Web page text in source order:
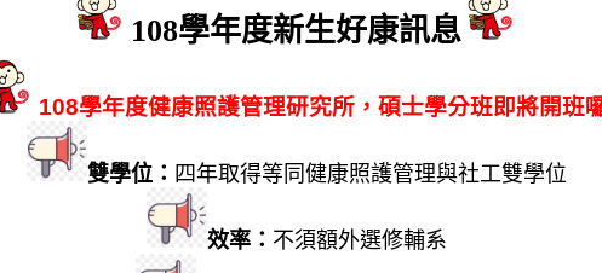
恭賀本系日大四(台南校區)劉志信同學錄取國
立台灣體育運動大學運動健康科學學系碩士班
108學年度新生好康訊息
108學年度健康照護管理研究所，碩士學分班即將開班
雙學位： 四年取得等同健康照護管理與社工雙學位
效率： 不須額外選修輔系